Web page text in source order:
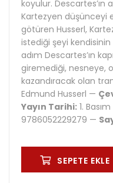
koyulur. Descartes’ın
Kartezyen düşünceyi
götüren Husserl,
istediği şeyi
adım Descartes’ın
giremediği, nesneye,
kazandıracak olan
Edmund Husserl —
Yayın Tarihi: 1.
9786052229279 —
SEPETE EKLE